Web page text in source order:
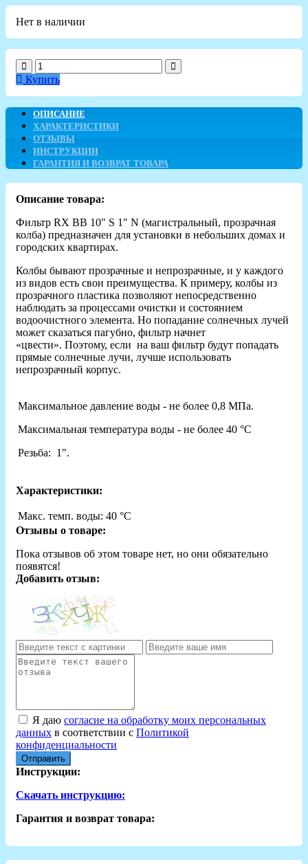
Нет в наличии
Купить
ОПИСАНИЕ
ХАРАКТЕРИСТИКИ
ОТЗЫВЫ
ИНСТРУКЦИИ
ГАРАНТИЯ И ВОЗВРАТ ТОВАРА
Описание товара:
Фильтр RX BB 10" S 1" N (магистральный, прозрачная
колба) предназначен для установки в небольших домах и
городских квартирах.
Колбы бывают прозрачные и непрозрачные, и у каждого
из видов есть свои преимущества. К примеру, колбы из
прозрачного пластика позволяют непосредственно
наблюдать за процессами очистки и состоянием
водоочистного элемента. Но попадание солнечных лучей
может сказаться пагубно, фильтр начнет
«цвести». Поэтому, если на ваш фильтр будут попадать
прямые солнечные лучи, лучше использовать
непрозрачный корпус.
Максимальное давление воды - не более 0,8 МПа.
Максимальная температура воды - не более 40 °С
Резьба: 1".
Характеристики:
Макс. темп. воды: 40 °С
Отзывы о товаре:
Пока отзывов об этом товаре нет, но они обязательно
появятся!
Добавить отзыв:
Я даю согласие на обработку моих персональных
данных в соответствии с Политикой
конфиденциальности
Отправить
Инструкции:
Скачать инструкцию:
Гарантия и возврат товара: